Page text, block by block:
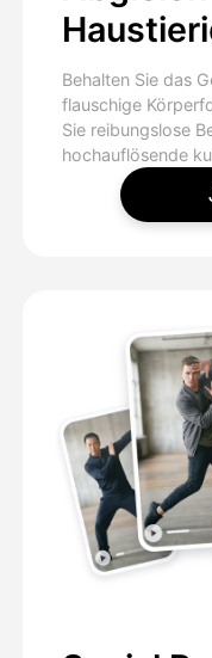
Behalten Sie das
flauschige
Sie reibungslose
hochauflösende